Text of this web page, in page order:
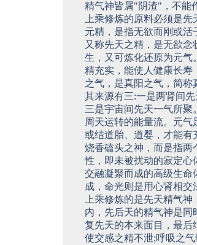
精气神皆属"阴渣"，不能
上乘修炼的原料必须是
元精，是指无欲而刚或活
又称先天之精，是无欲
生，又可炼化还原为元气
精充实，能使人健康长寿
之气，是真阳之气，简称
其来源有三:一是两肾间
三是宇宙间先天一气所
周天运转的能量流。元
或结道胎、道婴，才能有
烧香磕头之神，而是指两
性，即未被扰动的寂定心
交融凝聚而成的高级生命
成，命光则是用心肾相交
上乘修炼的是先天精气
内，先后天的精气神是同
复先天的本来面目，最后
使交感之精不泄;呼吸之